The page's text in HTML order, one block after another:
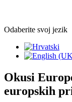
Odaberite svoj jezik
Okusi
europskih